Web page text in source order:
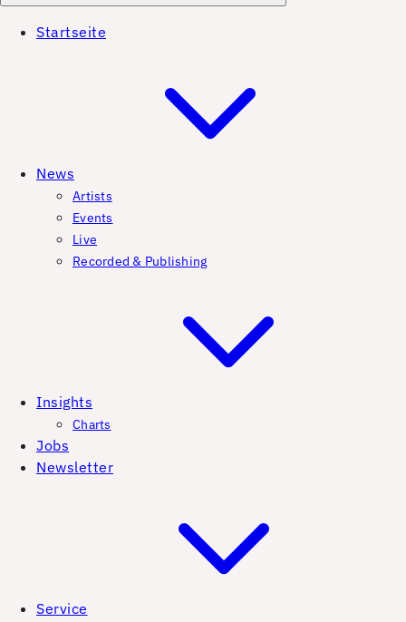
Startseite
News
Artists
Events
Live
Recorded & Publishing
Insights
Charts
Jobs
Newsletter
Service